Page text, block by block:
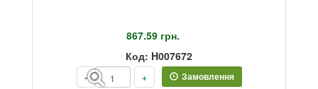
867.59 грн.
Код: H007672
- + Замовлення